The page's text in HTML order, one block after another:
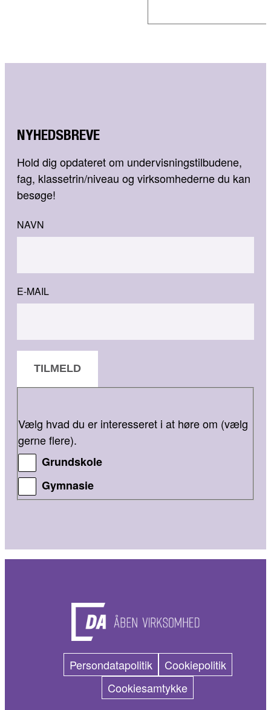
NYHEDSBREVE
Hold dig opdateret om undervisningstilbudene,
fag, klassetrin/niveau og virksomhederne du kan
besøge!
NAVN
E-MAIL
TILMELD
Vælg hvad du er interesseret i at høre om (vælg
gerne flere).
Grundskole
Gymnasie
Persondatapolitik
Cookiepolitik
Cookiesamtykke